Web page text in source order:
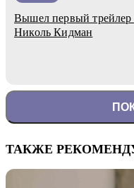
Вышел первый трейлер
Николь Кидман
ТАКЖЕ